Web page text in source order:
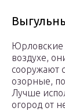
Юрловские
воздухе,
сооружают
озорные,
Лучше
огород от